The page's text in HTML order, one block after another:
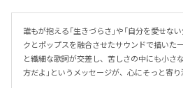
誰もが抱える「生きづらさ」や「自分を愛せな
クとポップスを融合させたサウンドで描いた
と繊細な歌詞が交差し、苦しさの中にも小さ
方だよ」というメッセージが、心にそっと寄り